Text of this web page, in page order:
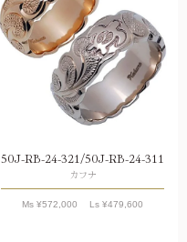
50J-RB-24-321/50J-RB-24-311
カフナ
Ms ¥572,000 Ls ¥479,600